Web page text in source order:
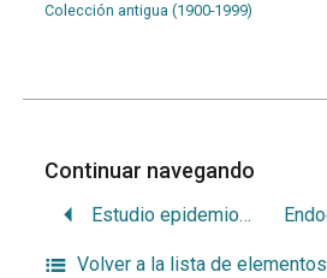
Colección antigua (1900-1999)
Continuar navegando
Estudio epidemiológico de maloclusiones: frecuencia de maloclusiones en niños de 1er. Año escolar
Volver a la lista de elementos